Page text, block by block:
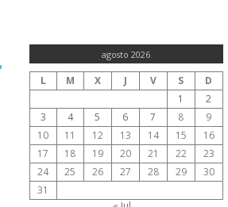
agosto 2026
L M X J V S
D
1
2
3
4 5 6 7 8
9
10
11 12 13 14 15
16
17
18 19 20 21 22
23
24
25 26 27 28 29
30
31